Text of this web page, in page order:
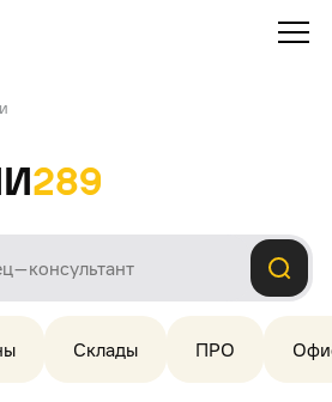
289
Склады ПРО